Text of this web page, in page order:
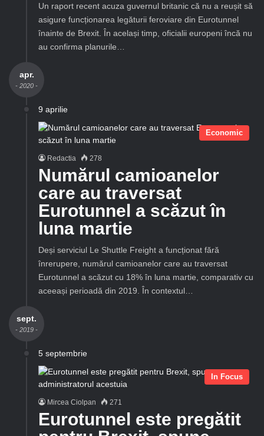
Un raport recent acuza guvernul britanic că nu a reușit să
asigure funcționarea legăturii feroviare din Eurotunnel
înainte de Brexit. În același timp, oficialii europeni încă nu
au confirma planurile…
apr.
- 2020 -
9 aprilie
Economic
Redactia 278
Numărul camioanelor
care au traversat
Eurotunnel a scăzut în
luna martie
Deși serviciul Le Shuttle Freight a funcționat fără
înrerupere, numărul camioanelor care au traversat
Eurotunnel a scăzut cu 18% în luna martie, comparativ cu
aceeași perioadă din 2019. În contextul…
sept.
- 2019 -
5 septembrie
In Focus
Mircea Ciolpan 271
Eurotunnel este pregătit